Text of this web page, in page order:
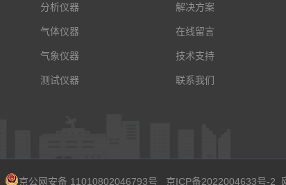
分析仪器
气体仪器
气象仪器
测试仪器
解决方案
在线留言
技术支持
联系我们
京公网安备 11010802046793号 京ICP备2022004633号-2